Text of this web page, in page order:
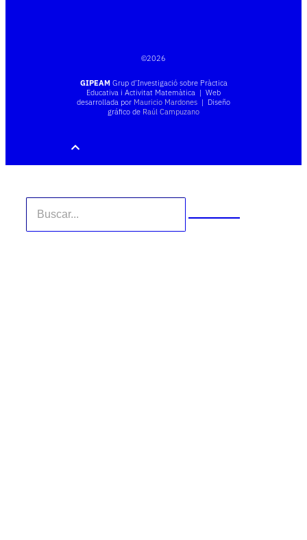
©2026
GIPEAMGrup d’Investigació sobre Pràctica
Educativa i Activitat Matemàtica | Web
desarrollada por Mauricio Mardones | Diseño
gráfico de Raúl Campuzano